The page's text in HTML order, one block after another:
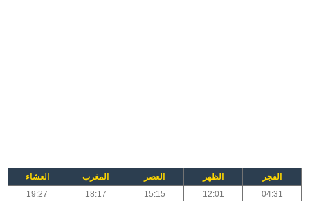
الفجر الظهر العصر المغرب
العشاء
04:31
12:01
15:15
18:17
19:27